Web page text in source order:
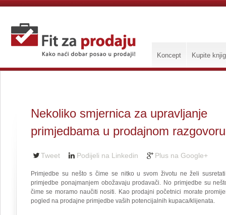
Koncept Kupite
Nekoliko smjernica za upravljanje
primjedbama u prodajnom razgovoru
Tweet Podijeli na Linkedin Plus na Google+
Primjedbe su nešto s čime se nitko u svom životu ne želi
primjedbe ponajmanjem obožavaju prodavači. No primjedbe su
čime se moramo naučiti nositi. Kao prodajni početnici morate
pogled na prodajne primjedbe vaših potencijalnih kupaca/klijenata.